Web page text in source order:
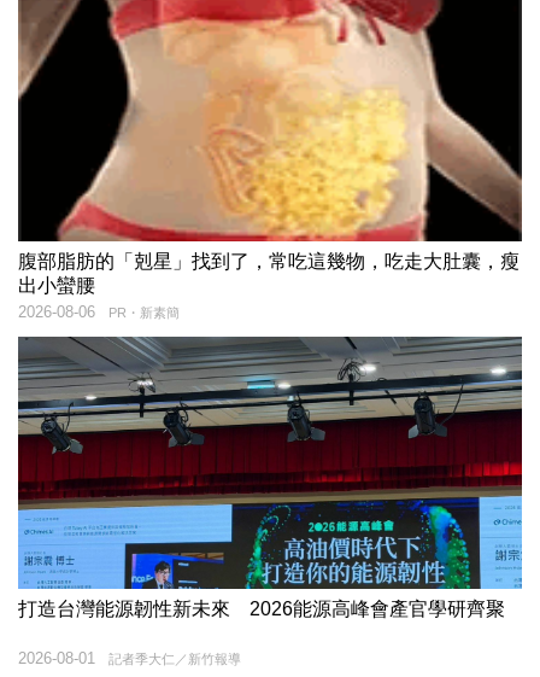
腹部脂肪的「剋星」找到了，常吃這幾物，吃走大肚囊，瘦
出小蠻腰
PR・新素簡
2026-08-06
打造台灣能源韌性新未來 2026能源高峰會產官學研齊聚
記者季大仁／新竹報導
2026-08-01